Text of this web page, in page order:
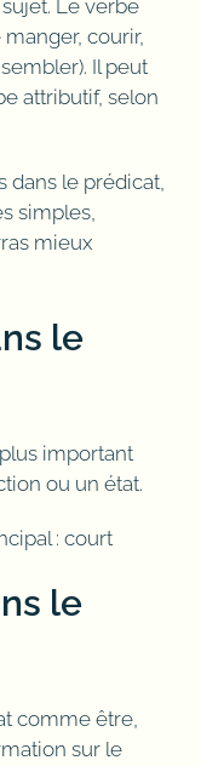
Le verbe
courir,
Il peut
attributif, selon
dans le prédicat,
simples,
mieux
le
important
ou un état.
: court
le
comme être,
sur le